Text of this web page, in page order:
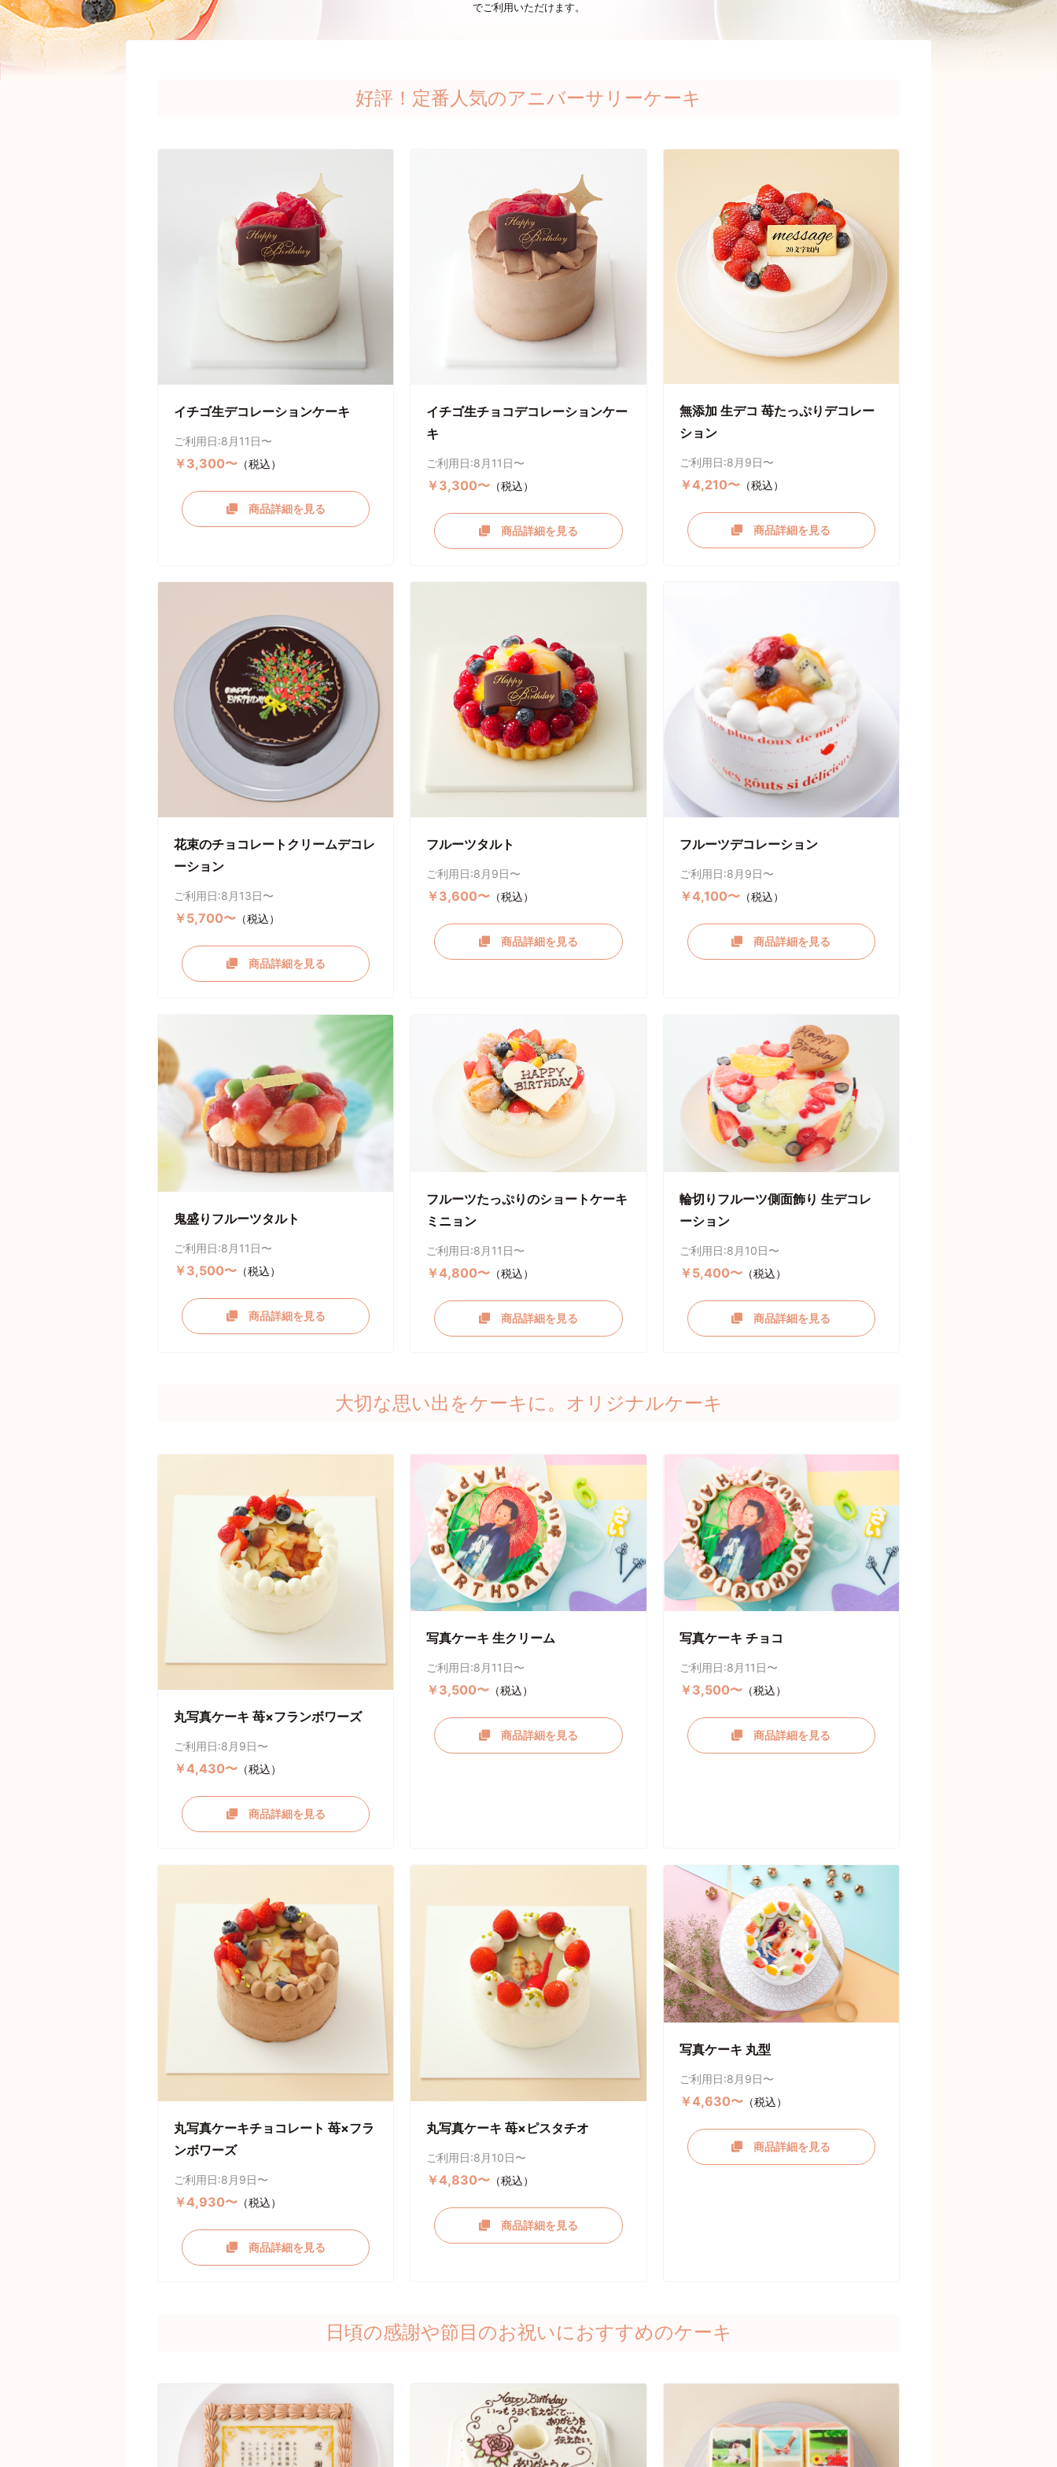
でご利用いただけます。
好評！定番人気のアニバーサリーケーキ
イチゴ生デコレーションケーキ
ご利用日:8月11日〜
￥3,300〜 （税込）
商品詳細を見る
イチゴ生チョコデコレーションケー
キ
ご利用日:8月11日〜
￥3,300〜 （税込）
商品詳細を見る
無添加 生デコ 苺たっぷりデコレー
ション
ご利用日:8月9日〜
￥4,210〜（税込）
商品詳細を見る
花束のチョコレートクリームデコレ
ーション
ご利用日:8月13日〜
￥5,700〜 （税込）
商品詳細を見る
フルーツタルト
ご利用日:8月9日〜
￥3,600〜 （税込）
商品詳細を見る
フルーツデコレーション
ご利用日:8月9日〜
￥4,100〜（税込）
商品詳細を見る
鬼盛りフルーツタルト
ご利用日:8月11日〜
￥3,500〜 （税込）
商品詳細を見る
フルーツたっぷりのショートケーキ
ミニョン
ご利用日:8月11日〜
￥4,800〜 （税込）
商品詳細を見る
輪切りフルーツ側面飾り 生デコレ
ーション
ご利用日:8月10日〜
￥5,400〜（税込）
商品詳細を見る
大切な思い出をケーキに。オリジナルケーキ
丸写真ケーキ 苺×フランボワーズ
ご利用日:8月9日〜
￥4,430〜 （税込）
商品詳細を見る
写真ケーキ 生クリーム
ご利用日:8月11日〜
￥3,500〜 （税込）
商品詳細を見る
写真ケーキ チョコ
ご利用日:8月11日〜
￥3,500〜（税込）
商品詳細を見る
丸写真ケーキチョコレート 苺×フラ
ンボワーズ
ご利用日:8月9日〜
￥4,930〜 （税込）
商品詳細を見る
丸写真ケーキ 苺×ピスタチオ
ご利用日:8月10日〜
￥4,830〜 （税込）
商品詳細を見る
写真ケーキ 丸型
ご利用日:8月9日〜
￥4,630〜（税込）
商品詳細を見る
日頃の感謝や節目のお祝いにおすすめのケーキ